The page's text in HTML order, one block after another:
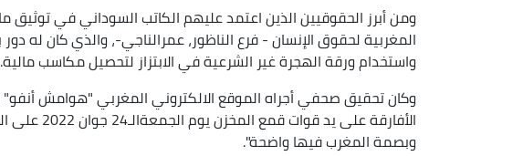
ومن أبرز الحقوقيين الذين اعتمد عليهم الكاتب السوداني في
المغربية لحقوق الإنسان - فرع الناظور، عمرالناجي-، والذي كان له
واستخدام ورقة الهجرة غير الشرعية في الابتزاز لتحصيل مكاسب مالية.
وكان تحقيق صحفي أجراه الموقع الالكتروني المغربي "هوامش
الأفارقة
وبصمة المغرب فيها واضحة".